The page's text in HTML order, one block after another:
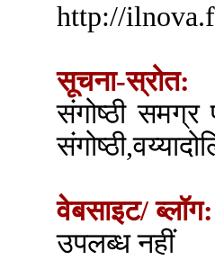
http://
सूचना-स्रोत:
संगोष्ठी
वेबसाइट/ ब्लॉग:
उपलब्ध नहीं